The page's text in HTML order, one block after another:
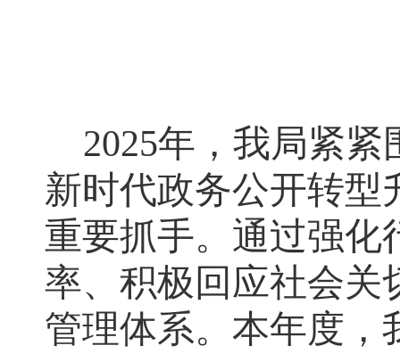
2025年 ， 我局紧紧
新时代政务公开转型
重要抓手。通过强化
率、积极回应社会关
管理体系。本年度 ，